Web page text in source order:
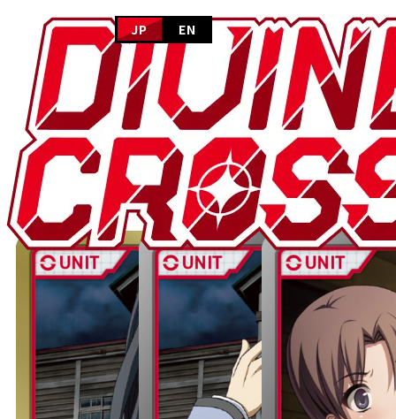
JP EN
HOME
ホーム
NEWS
ニュース
PRODUCTS
商品情報
CARD GALLERY
カードギャラリー
EVENT
イベント
HOW TO PLAY
遊び方
FOR BEGINNERS
はじめての方へ
OFFICIAL
CARD GALLERY
カードギャラリー
HOME カードギャラリー コープスパーティー シリーズ Vol.3